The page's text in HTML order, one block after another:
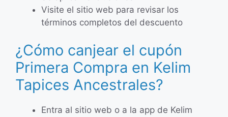
Visite el sitio web para revisar los
términos completos del descuento
¿Cómo canjear el cupón
Primera Compra en Kelim
Tapices Ancestrales?
Entra al sitio web o a la app de Kelim